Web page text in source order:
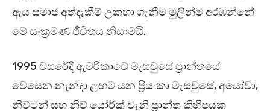
ඇය සමාජ අත්දැකීම් උකහා ගැනීම මුලින්ම අරඹන්නේ
මේ සංක්‍රමණ ජීවිතය නිසාමයි.
1995 වසරේදී ඇමරිකාවේ මැසචුසේ ප්‍රාන්තයේ
වෙසෙන නැන්දා ළඟට යන ප්‍රියංකා මැසචුසේ, අයෝවා,
නිව්ටන් සහ නිව්‍ යෝර්ක් වැනි ප්‍රාන්ත කිහිපයක